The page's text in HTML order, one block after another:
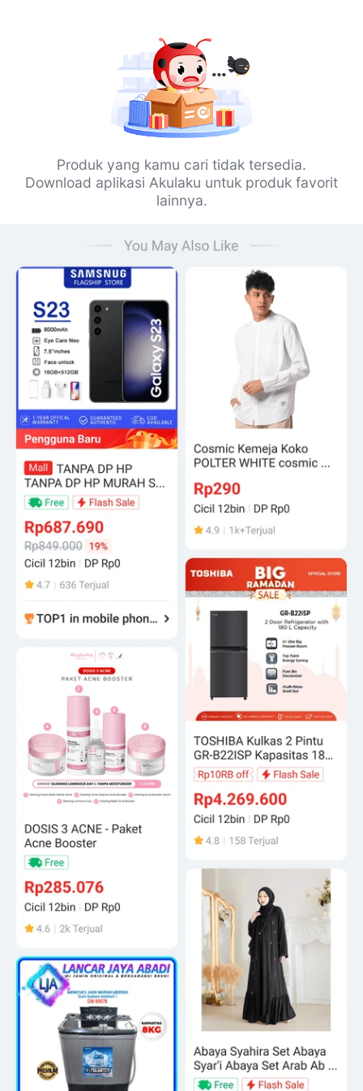
Produk yang kamu cari tidak tersedia.
Download aplikasi Akulaku untuk produk favorit
lainnya.